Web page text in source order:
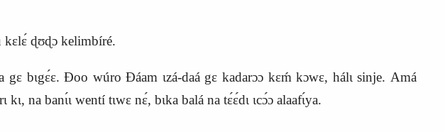
kɛlɛ́ ɖʊɖɔ kelimbíré.
bɩgɛ́ɛ. Ɖoo wúro Ɖáam ɩzá-daá gɛ kadarɔɔ kɛḿ kɔwɛ, hálɩ sinje. Amá
na banɩ́ɩ wentí tɩwɛ nɛ́, bɩka balá na tɛ́ɛ́dɩ ɩcɔ́ɔ alaafɩ́ya.